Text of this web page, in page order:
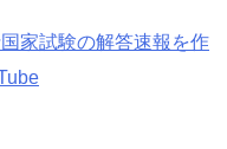
家試験の解答速報を作